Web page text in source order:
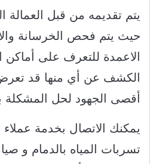
يتم تقديمه من قبل العمالة
حيث يتم فحص الخرسانة
الاعمدة للتعرف على أماكن
الكشف عن أي منها قد
أقصى الجهود لحل المشكلة
يمكنك الاتصال بخدمة
تسربات المياه بالدمام و